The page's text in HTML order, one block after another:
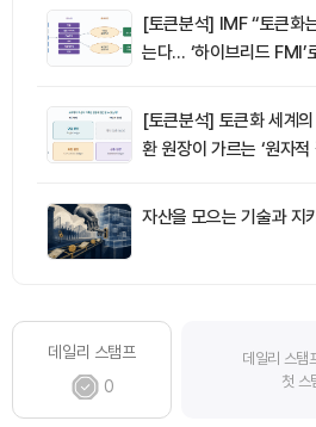
[토큰분석] IMF “토큰화
는다… ‘하이브리드 FMI’
[토큰분석] 토큰화 세계
환 원장이 가르는 ‘원자적
자산을 모으는 기술과 지
데일리 스탬프
0
데일리 스탬
첫 스